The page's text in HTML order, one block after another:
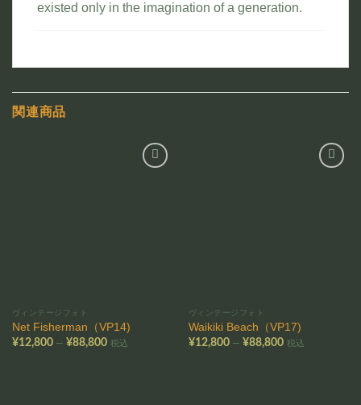
existed only in the imagination of a generation.
関連商品
ヴィンテージフォト
Net Fisherman（VP14)
¥12,800 – ¥88,800価税込
ヴィンテージフォト
Waikiki Beach（VP17)
¥12,800 – ¥88,800価税込